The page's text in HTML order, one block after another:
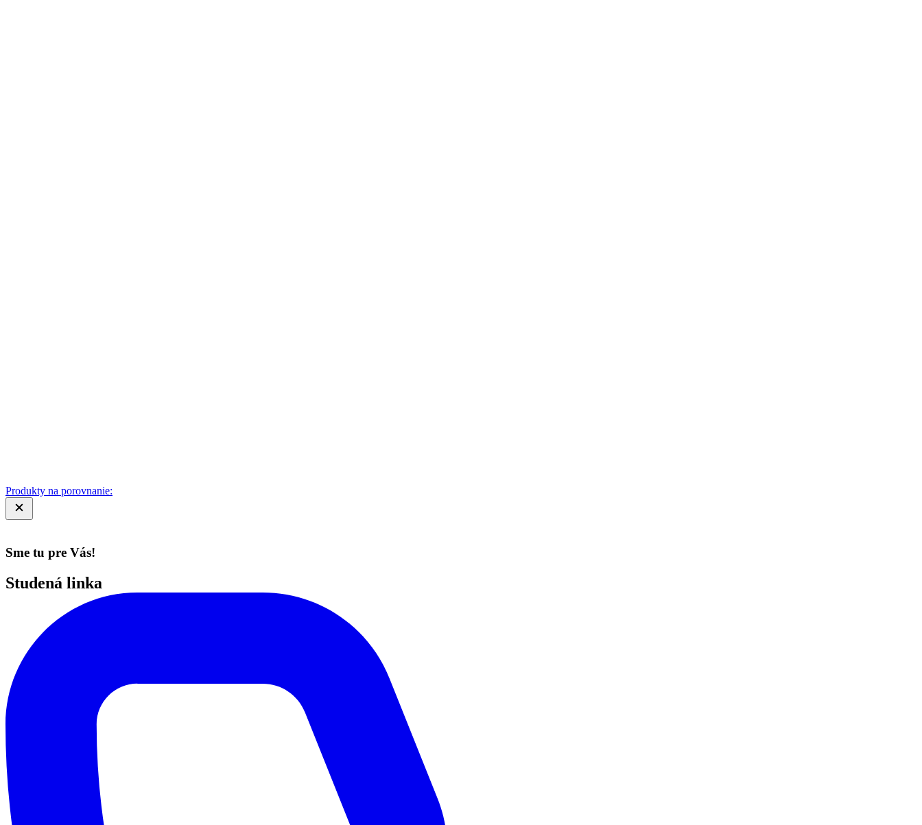
Produkty na porovnanie:
Sme tu pre Vás!
Studená linka